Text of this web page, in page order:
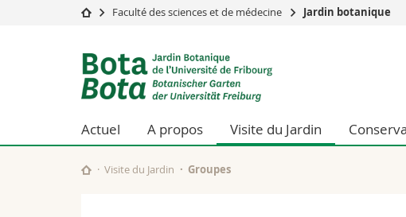
Université
Etudes
Campus
Université
Formation continue
Lettres et sciences
Sciences de
Faculté des sciences et de médecine Jardin botanique
Jardin
botanique
de
l'Université
Actuel A propos Visite du Jardin
Visite du Jardin Groupes